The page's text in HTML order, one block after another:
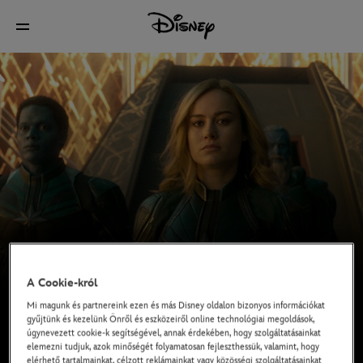
A Cookie-król
Mi magunk és partnereink ezen és más Disney oldalon bizonyos információkat
gyűjtünk és kezelünk Önről és eszközeiről online technológiai megoldások,
úgynevezett cookie-k segítségével, annak érdekében, hogy szolgáltatásainkat
elemezni tudjuk, azok minőségét folyamatosan fejleszthessük, valamint, hogy
elérhető tartalmainkat, célzott reklámainkat vagy közösségi szolgáltatásainkat